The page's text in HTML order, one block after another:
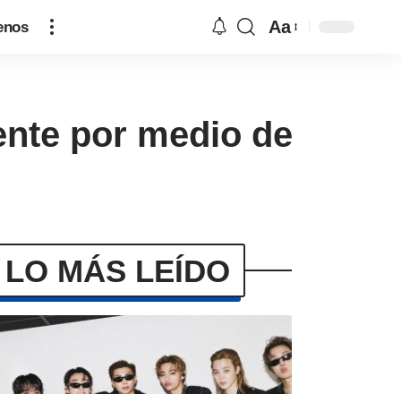
Aa
por medio de
LO MÁS LEÍDO